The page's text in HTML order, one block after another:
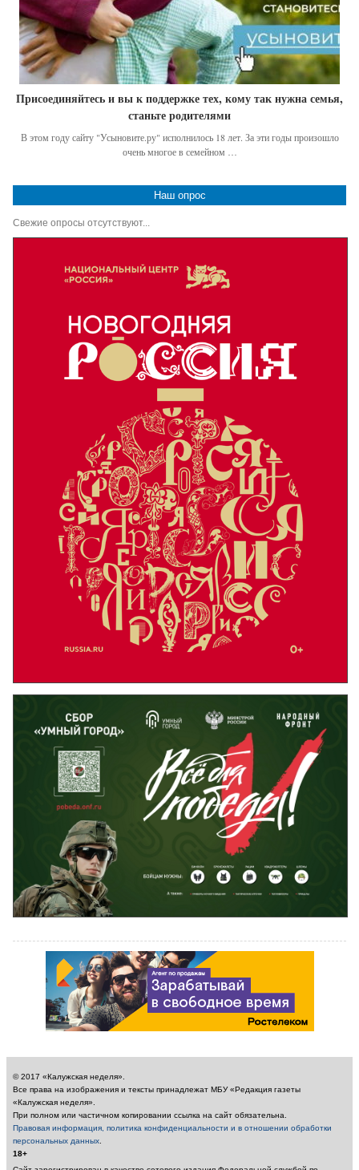
Присоединяйтесь и вы к поддержке тех, кому так нужна семья,
станьте родителями
В этом году сайту "Усыновите.ру" исполнилось 18 лет. За эти годы произошло
очень многое в семейном …
Наш опрос
Свежие опросы отсутствуют...
© 2017 «Калужская неделя».
Все права на изображения и тексты принадлежат МБУ «Редакция газеты
«Калужская неделя».
При полном или частичном копировании ссылка на сайт обязательна.
Правовая информация, политика конфиденциальности и в отношении обработки
персональных данных
18+